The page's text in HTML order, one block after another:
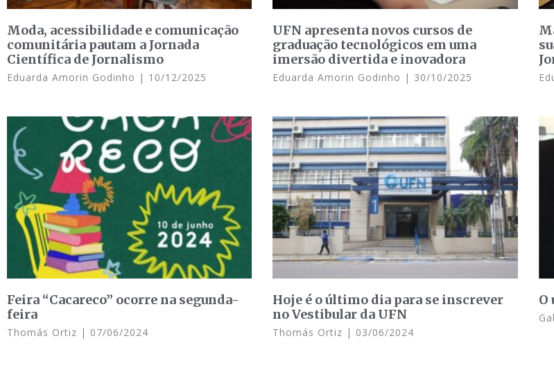
Moda, acessibilidade e comunicação
comunitária pautam a Jornada
Científica de Jornalismo
Eduarda Amorin Godinho 10/12/2025
UFN apresenta novos cursos de
graduação tecnológicos em uma
imersão divertida e inovadora
Eduarda Amorin Godinho 30/10/2025
Feira “Cacareco” ocorre na segunda-
feira
Thomás Ortiz 07/06/2024
Hoje é o último dia para se inscrever
no Vestibular da UFN
Thomás Ortiz 03/06/2024
O